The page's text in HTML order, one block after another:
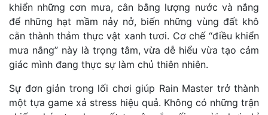
khiển những cơn mưa, cân bằng lượng nước và nắng
để những hạt mầm nảy nở, biến những vùng đất khô
cằn thành thảm thực vật xanh tươi. Cơ chế “điều khiển
mưa nắng” này là trọng tâm, vừa dễ hiểu vừa tạo cảm
giác mình đang thực sự làm chủ thiên nhiên.
Sự đơn giản trong lối chơi giúp Rain Master trở thành
một tựa game xả stress hiệu quả. Không có những trận